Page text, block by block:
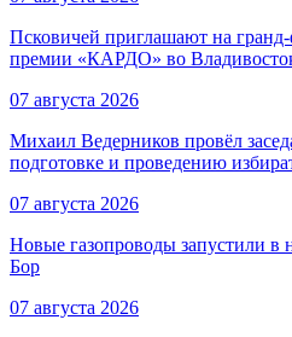
Псковичей приглашают на
премии «КАРДО» во
07 августа 2026
Михаил Ведерников провёл
подготовке и проведению
07 августа 2026
Новые газопроводы запустили в
Бор
07 августа 2026